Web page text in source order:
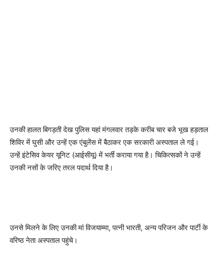
उनकी हालत बिगड़ती देख पुलिस यहां मंगलवार तड़के करीब चार बजे भूख हड़ताल
शिविर में घुसी और उन्हें एक एंबुलेंस में बैठाकर एक सरकारी अस्पताल ले गई।
उन्हें इंटेसिव केयर यूनिट (आईसीयू) में भर्ती कराया गया है। चिकित्सकों ने उन्हें
उनकी नसों के जरिए तरल पदार्थ दिया है।
उनसे मिलने के लिए उनकी मां विजयाम्मा, पत्नी भारती, अन्य परिजन और पार्टी के
वरिष्ठ नेता अस्पताल पहुंचे।